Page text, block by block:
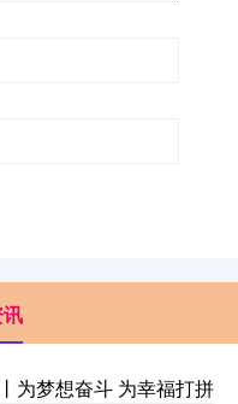
为梦想奋斗 为幸福打拼